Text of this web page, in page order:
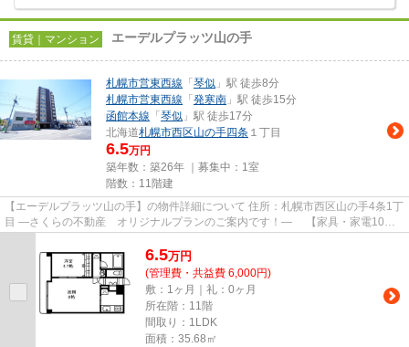
賃貸｜マンション エーデルプラッツ山の手
札幌市営東西線 「 琴似 」駅 徒歩8分
札幌市営東西線 「 発寒南 」駅 徒歩15分
函館本線 「 琴似 」駅 徒歩17分
北海道札幌市西区山の手四条 １丁目
6.5万円
築年数：築26年 ｜募集中： 1室
階数：11階建
【エーデルプラッツ山の手】の物件詳細について 住所：札幌市西区山の手4条1丁
目 ―さくらの不動産 オリジナルプランのご案内です！― 【家具・家電10点
6.5万円
(管理費・共益費 6,000円)
敷：1ヶ月｜礼：0ヶ月
所在階：11階
間取り：1LDK
面積：35.68㎡